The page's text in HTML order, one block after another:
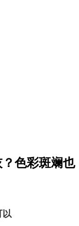
色彩斑斓也
以